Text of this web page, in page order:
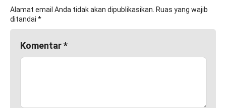
Alamat email Anda tidak akan dipublikasikan. Ruas yang wajib
ditandai *
Komentar*